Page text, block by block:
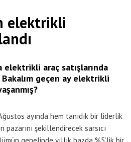
elektrikli
elektrikli araç satışlarında
geçen ay elektrikli
ayında hem tanıdık bir liderlik
şekillendirecek sarsıcı